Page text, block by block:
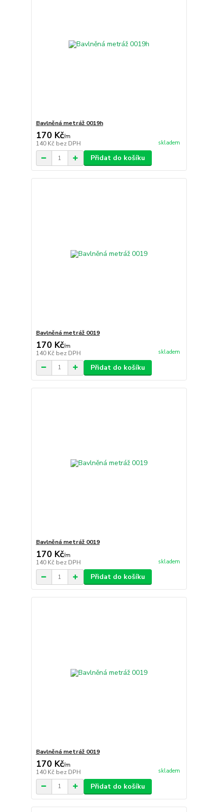
Bavlněná metráž 0019h
170 Kč/m
140 Kč bez DPH skladem
Přidat do košíku
Bavlněná metráž 0019
170 Kč/m
140 Kč bez DPH skladem
Přidat do košíku
Bavlněná metráž 0019
170 Kč/m
140 Kč bez DPH skladem
Přidat do košíku
Bavlněná metráž 0019
170 Kč/m
140 Kč bez DPH skladem
Přidat do košíku